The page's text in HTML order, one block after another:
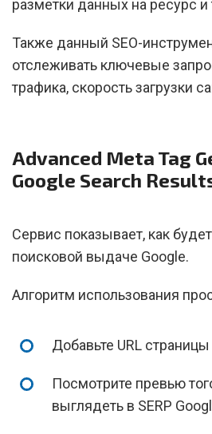
разметки данных на ресурс и
Также данный SEO-
отслеживать ключевые
трафика, скорость загрузки
Advanced Meta Tag
Google Search
Сервис показывает, как
поисковой выдаче Google.
Алгоритм использования
Добавьте URL
Посмотрите превью
выглядеть в SERP